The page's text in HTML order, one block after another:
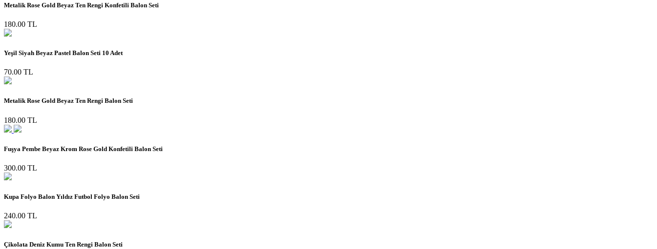
Metalik Rose Gold Beyaz Ten Rengi Konfetili Balon Seti
180.00 TL
Yeşil Siyah Beyaz Pastel Balon Seti 10 Adet
70.00 TL
Metalik Rose Gold Beyaz Ten Rengi Balon Seti
180.00 TL
Fuşya Pembe Beyaz Krom Rose Gold Konfetili Balon Seti
300.00 TL
Kupa Folyo Balon Yıldız Futbol Folyo Balon Seti
240.00 TL
Çikolata Deniz Kumu Ten Rengi Balon Seti